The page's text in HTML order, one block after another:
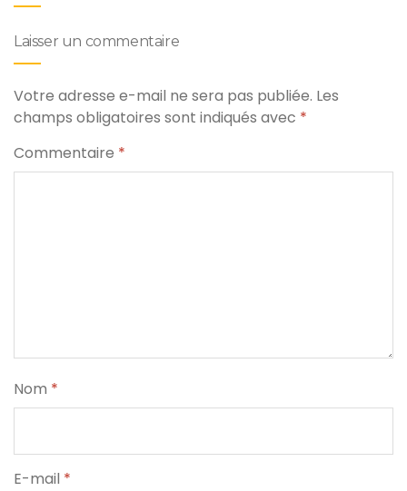
Laisser un commentaire
Votre adresse e-mail ne sera pas publiée. Les
champs obligatoires sont indiqués avec *
Commentaire *
Nom *
E-mail *